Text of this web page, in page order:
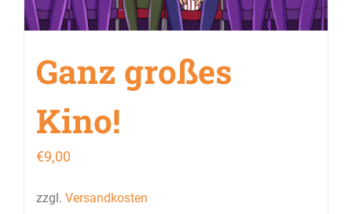
Ganz großes
Kino!
€9,00
zzgl. Versandkosten